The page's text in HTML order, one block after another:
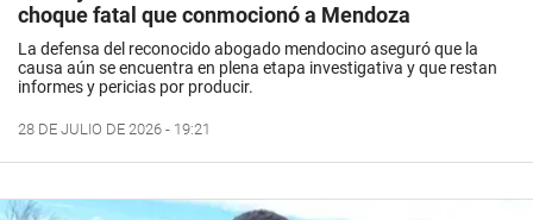
choque fatal que conmocionó a Mendoza
La defensa del reconocido abogado mendocino aseguró que la
causa aún se encuentra en plena etapa investigativa y que restan
informes y pericias por producir.
28 DE JULIO DE 2026 - 19:21